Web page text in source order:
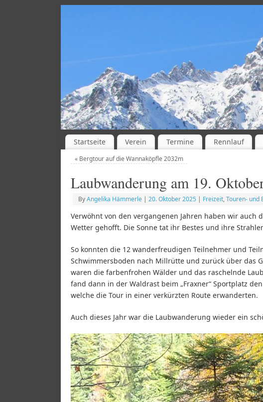
Startseite Verein Termine Rennlauf
«Bergtour auf die Wannaköpfle 2032m
Laubwanderung am 19.
ByAngelika Hämmerle | 20. Oktober 2025 | Freizeit,Touren- und
Verwöhnt von den vergangenen Jahren haben wir auch
Wetter gehofft. Die Sonne tat ihr Bestes und ihre
So konnten die 12 wanderfreudigen Teilnehmer und
Schwimmersboden nach Millrütte und zurück über das
waren die farbenfrohen Wälder und das raschelnde
fand dann in der Waldrast beim „Fraxner“ Sportplatz
welche die Tour in einer verkürzten Route erwanderten.
Auch dieses Jahr war die Laubwanderung wieder ein